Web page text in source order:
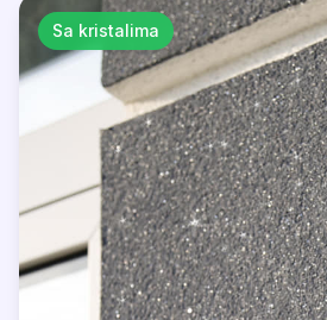
Sa kristalima